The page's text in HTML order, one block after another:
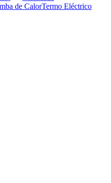
de CalorTermo Eléctrico